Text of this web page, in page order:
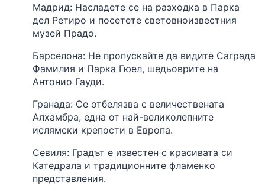
Мадрид: Насладете се на разходка в Парка
дел Ретиро и посетете световноизвестния
музей Прадо.
Барселона: Не пропускайте да видите Саграда
Фамилия и Парка Гюел, шедьоврите на
Антонио Гауди.
Гранада: Се отбелязва с величествената
Алхамбра, една от най-великолепните
ислямски крепости в Европа.
Севиля: Градът е известен с красивата си
Катедрала и традиционните фламенко
представления.